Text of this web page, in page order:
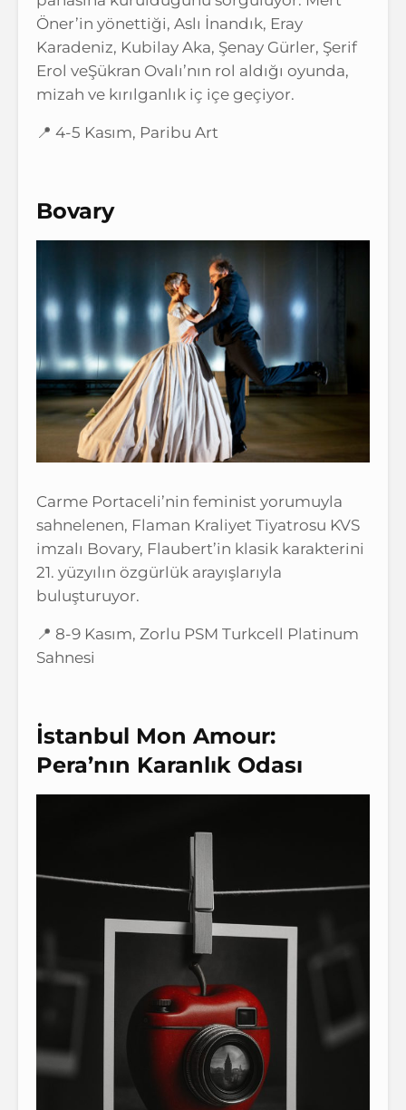
Öner’in yönettiği, Aslı İnandık, Eray
Karadeniz, Kubilay Aka, Şenay Gürler, Şerif
Erol veŞükran Ovalı’nın rol aldığı oyunda,
mizah ve kırılganlık iç içe geçiyor.
📍 4-5 Kasım, Paribu Art
Bovary
Carme Portaceli’nin feminist yorumuyla
sahnelenen, Flaman Kraliyet Tiyatrosu KVS
imzalı Bovary, Flaubert’in klasik karakterini
21. yüzyılın özgürlük arayışlarıyla
buluşturuyor.
📍 8-9 Kasım, Zorlu PSM Turkcell Platinum
Sahnesi
İstanbul Mon Amour:
Pera’nın Karanlık Odası